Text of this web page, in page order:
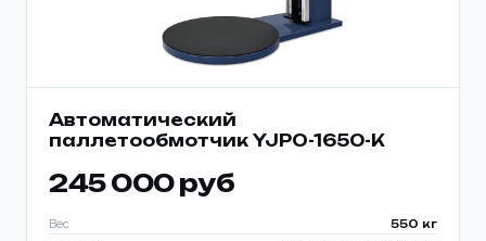
Автоматический
паллетообмотчик YJPO-1650-K
245 000 руб
Вес 550 кг